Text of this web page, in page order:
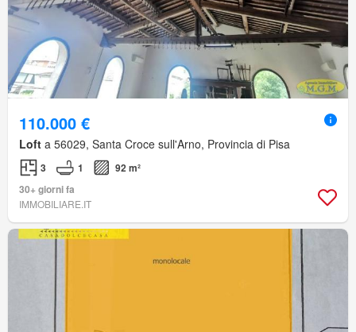
110.000 €
Loft a 56029, Santa Croce sull'Arno, Provincia di Pisa
3 1
92 m²
30+ giorni fa
IMMOBILIARE.IT